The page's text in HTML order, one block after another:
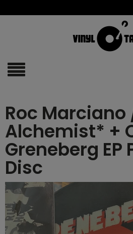
Roc Marciano
Alchemist* +
Greneberg EP
Disc